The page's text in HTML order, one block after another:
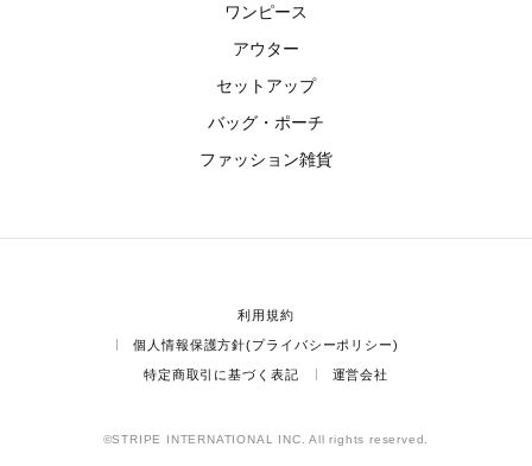
ワンピース
アウター
セットアップ
バッグ・ポーチ
ファッション雑貨
利用規約
個人情報保護方針(プライバシーポリシー)
特定商取引に基づく表記 運営会社
©STRIPE INTERNATIONAL INC. All rights reserved.